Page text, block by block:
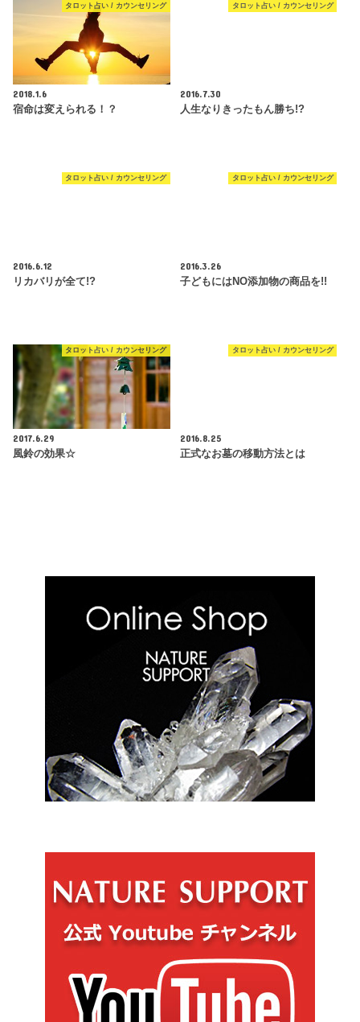
タロット占い / カウンセリング
2018.1.6
宿命は変えられる！？
タロット占い / カウンセリング
2016.7.30
人生なりきったもん勝ち!?
タロット占い / カウンセリング
2016.6.12
リカバリが全て!?
タロット占い / カウンセリング
2016.3.26
子どもにはNO添加物の商品を!!
タロット占い / カウンセリング
2017.6.29
風鈴の効果☆
タロット占い / カウンセリング
2016.8.25
正式なお墓の移動方法とは